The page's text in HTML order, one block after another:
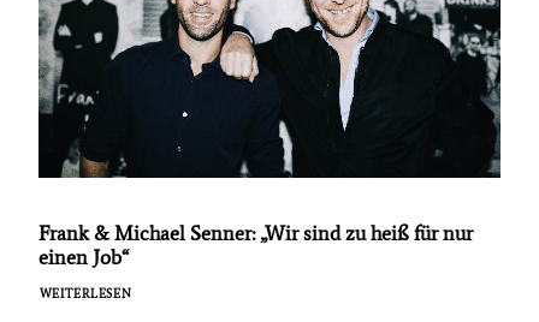
Frank & Michael Senner: „Wir sind zu heiß für nur
einen Job“
WEITERLESEN